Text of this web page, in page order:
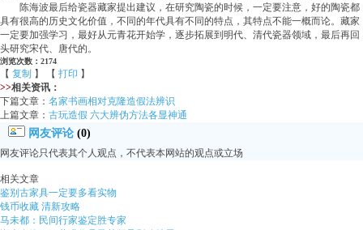
陈海波最后给瓷器藏家提出建议，在研究陶瓷的时候，一定要注意，好的陶瓷都
具有很高的历史文化价值，不同的年代具有不同的特点，其特点不能一概而论。藏家
一定要加强学习，最好从元青花开始学，逐步拓展到明代、清代瓷器领域，最后再回
头研究宋代、唐代的。
浏览次数：2174
【 复制 】 【 打印 】
>>相关资讯：
下篇文章： 名家书画相对克隆造假法辨识
上篇文章： 古玩造假 六大辨伪方法各显神通
网友评论 (0)
网友评论只代表其个人观点，不代表本网站的观点或立场
相关文章
鉴别古家具一定要多看实物
钱币收藏 清新攻略
马未都：民间行家鉴定胜专家